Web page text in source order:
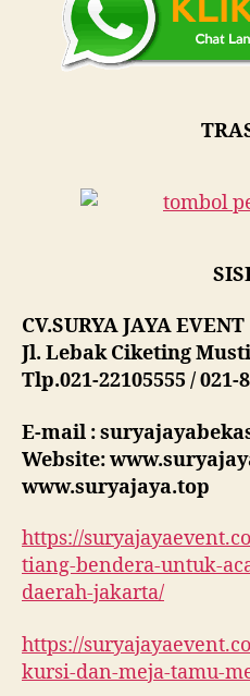
CV.SURYA JAYA EVENT
Jl. Lebak Ciketing
Tlp.021-22105555 / 021-
E-mail :
Website:
www.suryajaya.top
https://
tiang-bendera-untuk-
daerah-jakarta/
https://
kursi-dan-meja-tamu-